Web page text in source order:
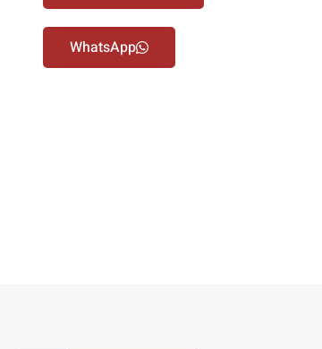
WhatsApp